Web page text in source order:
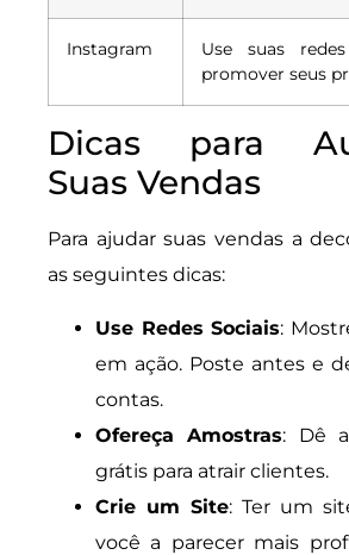
Instagram
Use suas
promover seus
Dicas para
Suas Vendas
Para ajudar suas vendas a
as seguintes dicas:
Use Redes Sociais:
em ação. Poste antes e
contas.
Ofereça Amostras: Dê
grátis para atrair clientes.
Crie um Site: Ter um
você a parecer mais